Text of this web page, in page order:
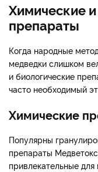
Химические
препараты
Когда народные
медведки слишком
и биологические
часто необходимый
Химические
Популярны
препараты
привлекательные